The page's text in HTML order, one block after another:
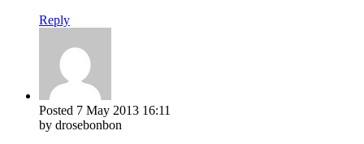
Reply
Posted 7 May 2013 16:11
by drosebonbon